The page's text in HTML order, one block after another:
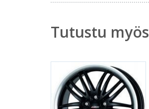
Tutustu myös